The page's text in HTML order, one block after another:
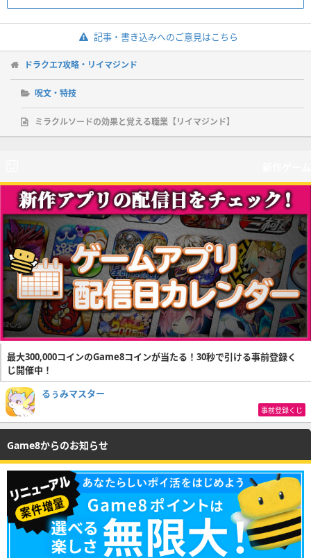
記事・書き込みへのご意見はこちら
ドラクエ7攻略・リイマジンド
呪文・特技
ミラクルソードの効果と覚える職業【リイマジンド】
最大300,000コインのGame8コインが当たる！30秒で引ける事前登録く
じ開催中！
るぅみマスター
事前登録くじ
Game8からのお知らせ